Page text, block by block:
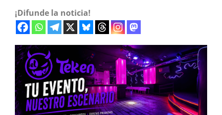
¡Difunde la noticia!